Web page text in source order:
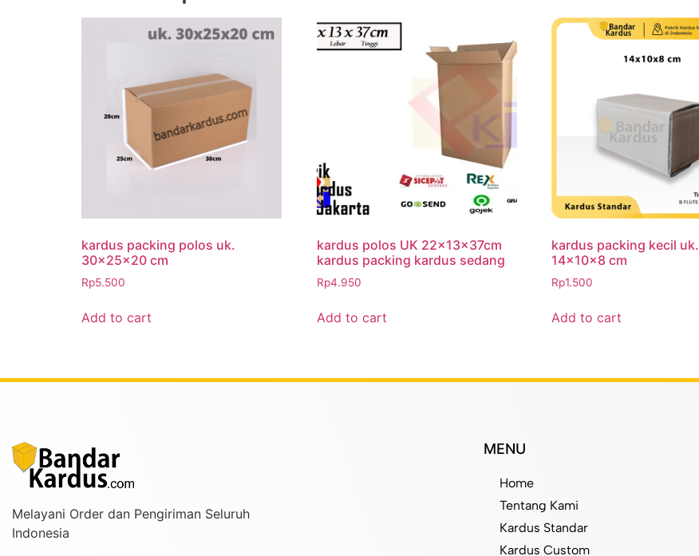
kardus packing polos uk.
30x25x20 cm
Rp5.500
Add to cart
kardus polos UK 22x13x37cm
kardus packing kardus sedang
Rp4.950
Add to cart
kardus packing kecil uk.
14x10x8 cm
Rp1.500
Add to cart
Melayani Order dan Pengiriman Seluruh
Indonesia
MENU
Home
Tentang Kami
Kardus Standar
Kardus Custom